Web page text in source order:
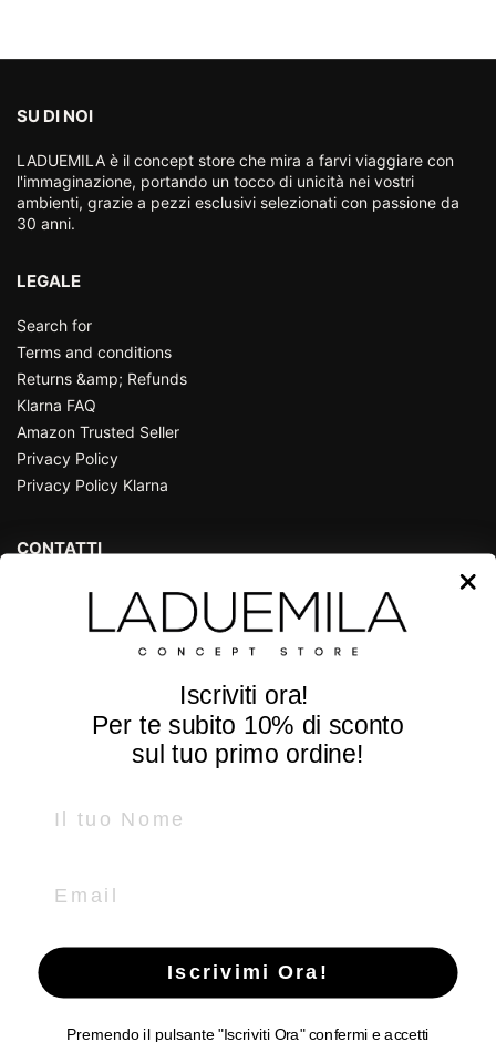
SU DI NOI
LADUEMILA è il concept store che mira a farvi viaggiare con
l'immaginazione, portando un tocco di unicità nei vostri
ambienti, grazie a pezzi esclusivi selezionati con passione da
30 anni.
LEGALE
Search for
Terms and conditions
Returns &amp; Refunds
Klarna FAQ
Amazon Trusted Seller
Privacy Policy
Privacy Policy Klarna
CONTATTI
P.zza Guglielmo Marconi, 25
36071 Arzignano - Vicenza - Italy
Tel e Whatsapp +39 0444 670185
FacebookInstagram
Ragione sociale: LADUEMILA di GIANLUCA SCHENATO
Copyright © 2026 LADUEMILA CONCEPT STORE.Powered by
Iscriviti ora!
Per te subito 10% di sconto
sul tuo primo ordine!
Iscrivimi Ora!
Premendo il pulsante "Iscriviti Ora" confermi e accetti